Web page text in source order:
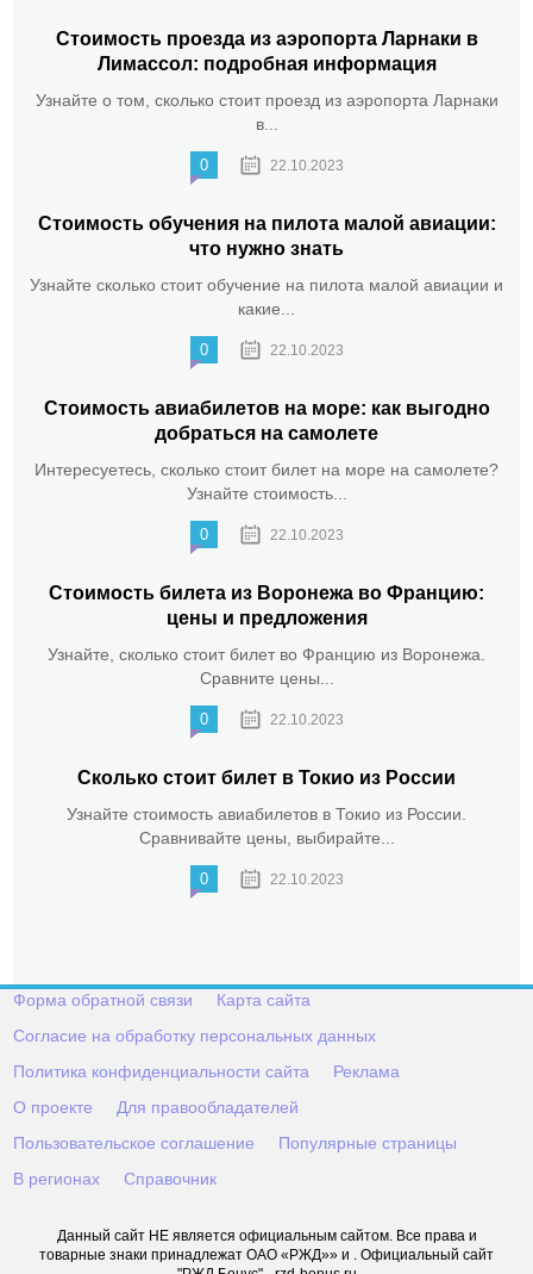
Стоимость проезда из аэропорта Ларнаки в
Лимассол: подробная информация
Узнайте о том, сколько стоит проезд из аэропорта Ларнаки
в...
0 22.10.2023
Стоимость обучения на пилота малой авиации:
что нужно знать
Узнайте сколько стоит обучение на пилота малой авиации и
какие...
0 22.10.2023
Стоимость авиабилетов на море: как выгодно
добраться на самолете
Интересуетесь, сколько стоит билет на море на самолете?
Узнайте стоимость...
0 22.10.2023
Стоимость билета из Воронежа во Францию:
цены и предложения
Узнайте, сколько стоит билет во Францию из Воронежа.
Сравните цены...
0 22.10.2023
Сколько стоит билет в Токио из России
Узнайте стоимость авиабилетов в Токио из России.
Сравнивайте цены, выбирайте...
0 22.10.2023
Форма обратной связи
Карта сайта
Согласие на обработку персональных данных
Политика конфиденциальности сайта
Реклама
О проекте
Для правообладателей
Пользовательское соглашение
Популярные страницы
В регионах
Справочник
Данный сайт НЕ является официальным сайтом. Все права и
товарные знаки принадлежат ОАО «РЖД»» и . Официальный сайт